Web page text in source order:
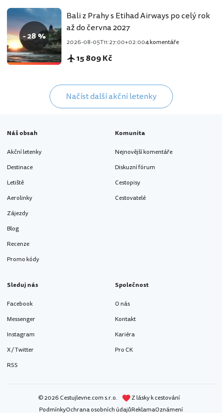
- 28 %
Bali z Prahy s Etihad Airways po celý rok
až do června 2027
2026-08-05T11:27:00+02:004 komentáře
15 809 Kč
Načíst další akční letenky
Náš obsah
Akční letenky
Destinace
Letiště
Aerolinky
Zájezdy
Blog
Recenze
Promo kódy
Komunita
Nejnovější komentáře
Diskuzní fórum
Cestopisy
Cestovatelé
Sleduj nás
Facebook
Messenger
Instagram
X / Twitter
RSS
Společnost
O nás
Kontakt
Kariéra
Pro CK
© 2026 Cestujlevne.com s.r.o.
Z lásky k cestování
PodmínkyOchrana osobních údajůReklamaOznámení